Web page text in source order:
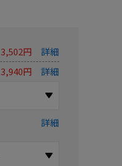
3,502円
詳細
3,940円 詳細
詳細